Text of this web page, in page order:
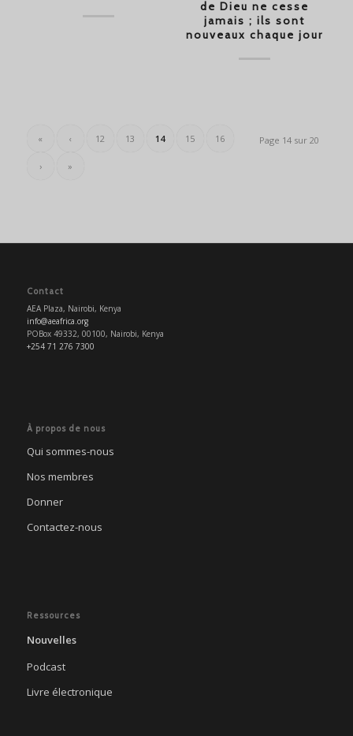
de Dieu ne cesse
jamais ; ils sont
nouveaux chaque jour
Page 14 sur 20
« ‹ 12 13 14 15 16
› »
Contact
AEA Plaza, Nairobi, Kenya
info@aeafrica.org
POBox 49332, 00100, Nairobi, Kenya
+254 71 276 7300
À propos de nous
Qui sommes-nous
Nos membres
Donner
Contactez-nous
Ressources
Nouvelles
Podcast
Livre électronique